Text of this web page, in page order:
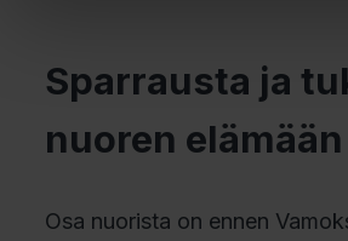
Sparrausta ja
nuoren elämään
Osa nuorista on ennen